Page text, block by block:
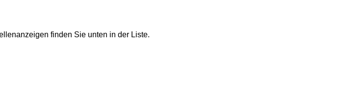
finden Sie unten in der Liste.